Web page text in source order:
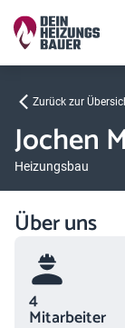
Zurück zur
Jochen
Heizungsbau
Über uns
4
Mitarbeiter